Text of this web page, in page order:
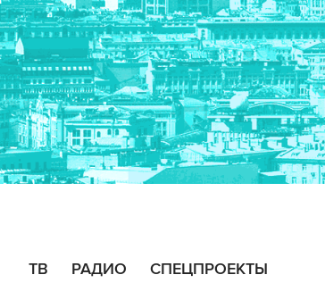
ТВ РАДИО СПЕЦПРОЕКТЫ